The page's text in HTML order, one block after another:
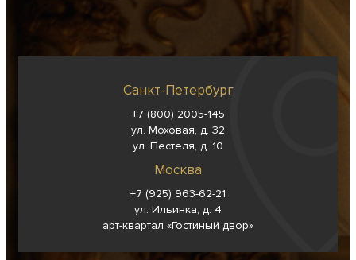
Санкт-Петербург
+7 (800) 2005-145
ул. Моховая, д. 32
ул. Пестеля, д. 10
Москва
+7 (925) 963-62-21
ул. Ильинка, д. 4
арт-квартал «Гостиный двор»